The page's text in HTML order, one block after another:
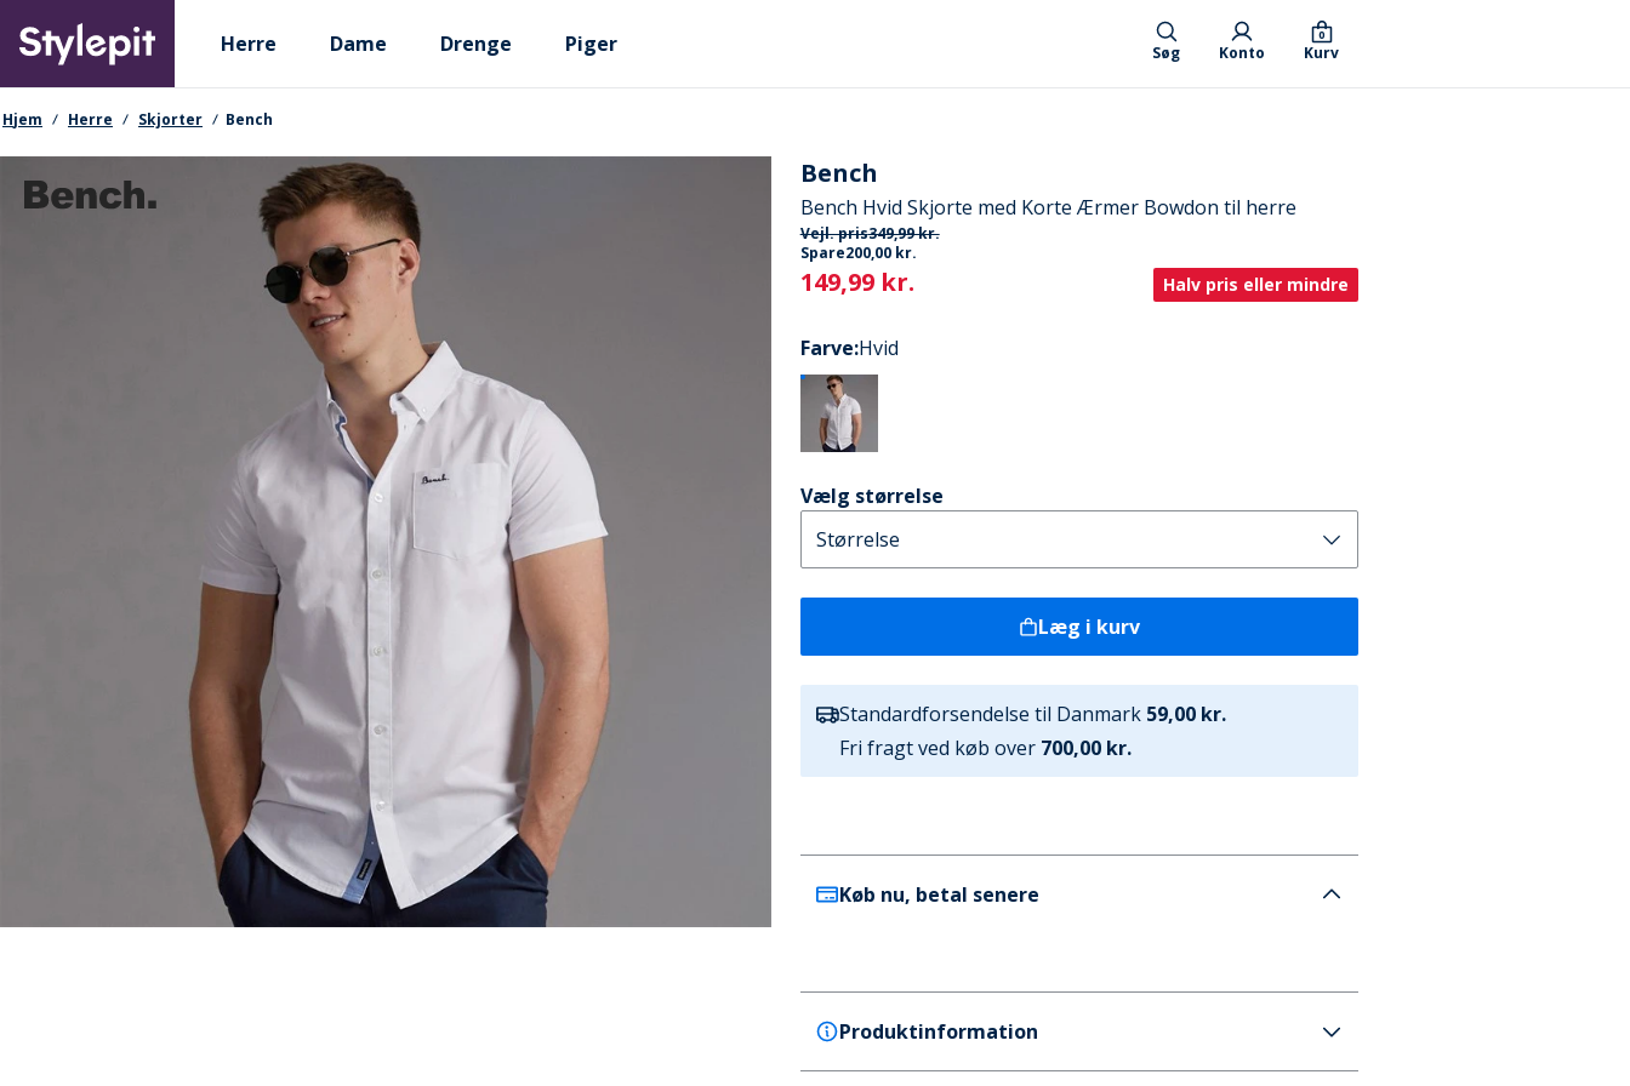
main
content
Primary departments
Herre Dame Drenge Piger Søg Konto Kurv
0
navigationssti
Hjem Herre Skjorter Bench
Bench
Bench Hvid Skjorte med Korte Ærmer Bowdon til herre
Vejl. pris349,99 kr.
Spare200,00 kr.
Current
149,99 kr. Halv pris eller mindre
Farve:Hvid
Vælg størrelse
Læg i kurv
Standardforsendelse til Danmark 59,00 kr.
Fri fragt ved køb over 700,00 kr.
Køb nu, betal senere
Produktinformation